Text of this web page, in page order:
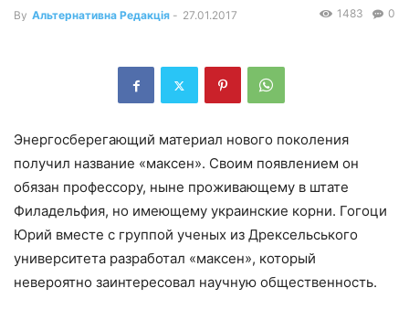
By Альтернативна Редакція - 27.01.2017 0
1483
Энергосберегающий материал нового поколения
получил название «максен». Своим появлением он
обязан профессору, ныне проживающему в штате
Филадельфия, но имеющему украинские корни. Гогоци
Юрий вместе с группой ученых из Дрексельського
университета разработал «максен», который
невероятно заинтересовал научную общественность.